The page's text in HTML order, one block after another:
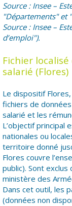
Source : Insee –
"Départements" et
Source : Insee –
d’emploi").
Fichier
salarié (Flores)
Le dispositif
fichiers de
salarié et les
L’objectif principal
nationales ou
territoire donné
Flores couvre
public). Sont
ministère des
Dans cet outil, les
(données non